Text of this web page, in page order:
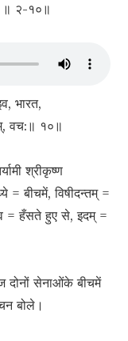
॥ २-१०॥
भारत,
वच:॥ १०॥
श्रीकृष्ण
= बीचमें, विषीदन्तम् =
= हँसते हुए से, इदम् =
दोनों सेनाओंके बीचमें
बोले।